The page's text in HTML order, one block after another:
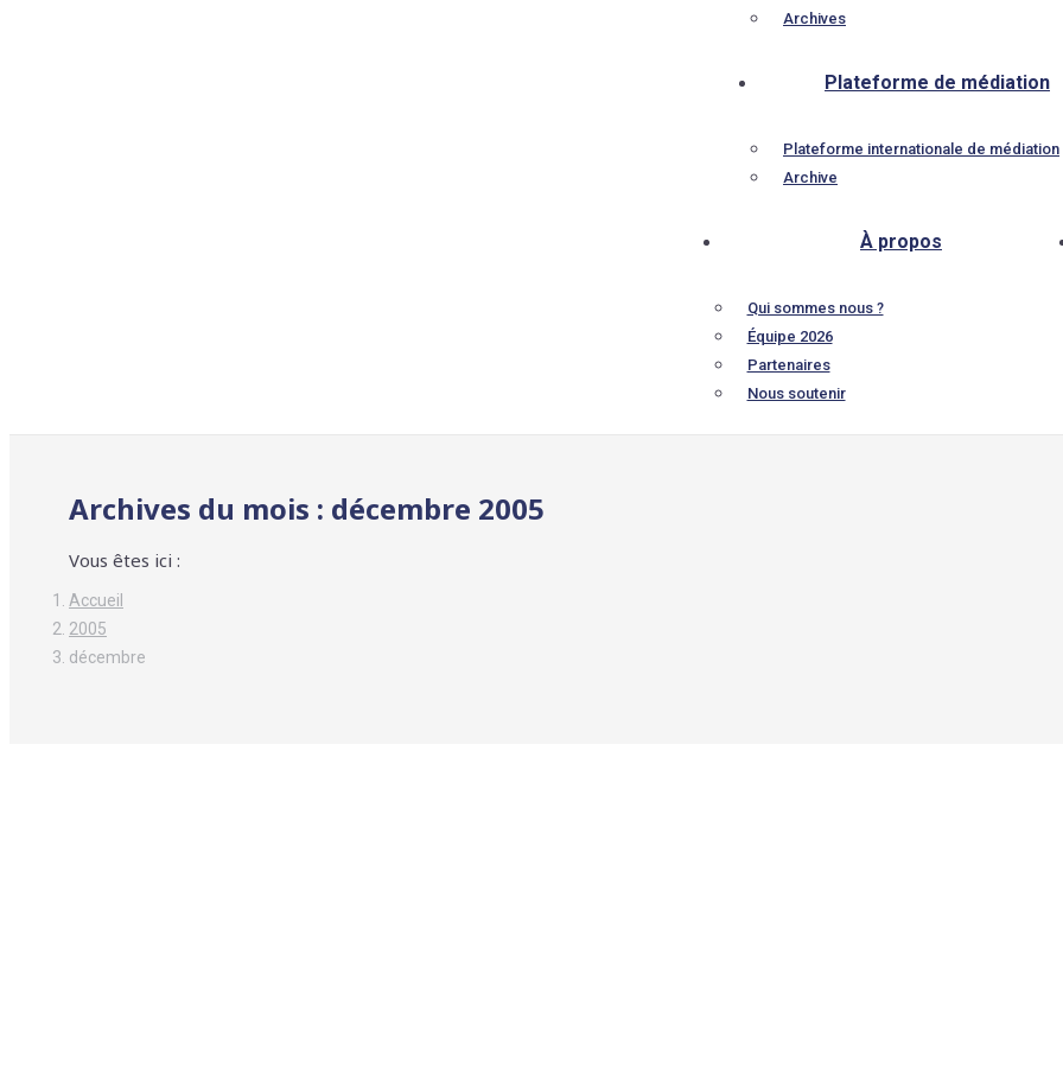
Archives
Plateforme de médiation
Plateforme internationale de médiation
Archive
À propos
Qui sommes nous ?
Équipe 2026
Partenaires
Nous soutenir
Archives du mois : décembre 2005
Vous êtes ici :
Accueil
2005
décembre